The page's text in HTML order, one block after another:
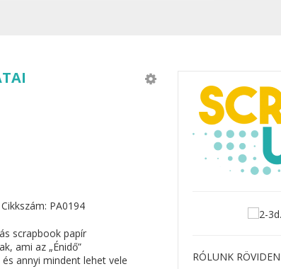
Cikkszám: PA0194
scrapbook papír
ami az „Énidő”
annyi mindent lehet vele
RÓLUNK RÖVIDEN